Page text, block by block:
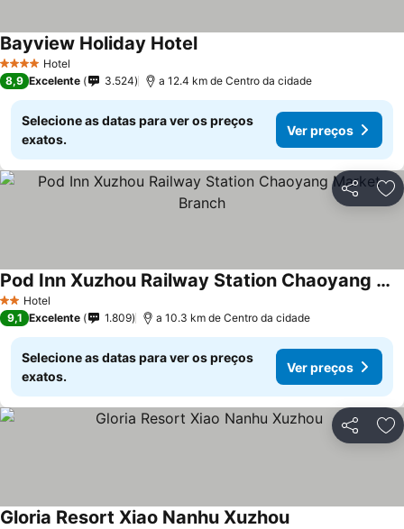
4 EstrelasHotel
Bayview Holiday Hotel
8,9 Excelente 3.524 a 12.4 km de Centro da cidade
Selecione as datas para ver os preços
exatos.
Ver preços
Partilhar
2 Estrelas
Hotel
Pod Inn Xuzhou Railway Station Chaoyang Market Branch
9,1 Excelente 1.809 a 10.3 km de Centro da cidade
Selecione as datas para ver os preços
exatos.
Ver preços
Partilhar
Gloria Resort Xiao Nanhu Xuzhou